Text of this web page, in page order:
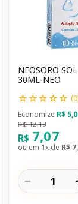
NEOSORO
30ML-NEO
☆☆☆☆☆ (0
Economize R$ 5,
R$ 12,13
R$ 7,07
ou em 1x de R$ 7,
－